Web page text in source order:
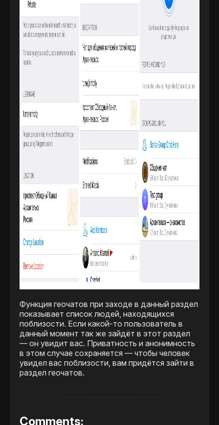
Функция геочатов при заходе в данный раздел
показывает список людей, находящихся
поблизости. Если какой-то пользователь в
данный момент так же зайдёт в этот раздел
— он увидит вас. Приватность и анонимность
в этом случае сохраняется — чтобы человек
увидел вас поблизости, вам придётся зайти в
раздел геочатов.
Comments: